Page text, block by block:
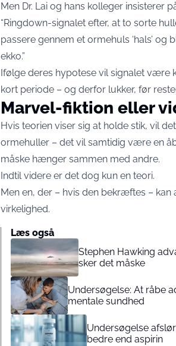
Men Dr. Lai og hans kolleger insisterer
“Ringdown-signalet efter, at to sorte
passere gennem et ormehuls ‘hals’
ekko.”
Ifølge deres hypotese vil signalet være
kort periode – og derfor lukker, før
Marvel-fiktion eller
Hvis teorien viser sig at holde stik, vil
ormehuller – det vil samtidig være en
måske hænger sammen med andre.
Indtil videre er det dog kun en teori.
Men en, der – hvis den bekræftes –
virkelighed.
Læs også
Stephen Hawking
sker det måske
Undersøgelse: At råbe
mentale sundhed
Undersøgelse
bedre end aspirin